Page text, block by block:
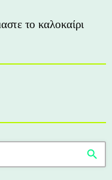
το καλοκαίρι
search